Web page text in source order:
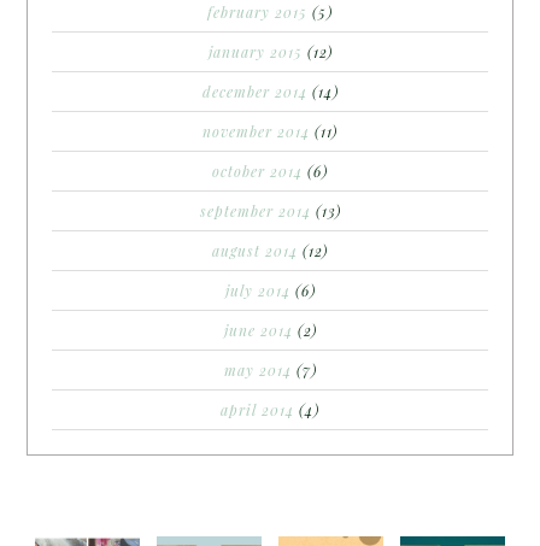
february 2015 (5)
january 2015 (12)
december 2014 (14)
november 2014 (11)
october 2014 (6)
september 2014 (13)
august 2014 (12)
july 2014 (6)
june 2014 (2)
may 2014 (7)
april 2014 (4)